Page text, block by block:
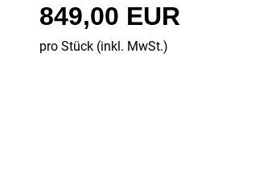
849,00 EUR
pro Stück (inkl. MwSt.)